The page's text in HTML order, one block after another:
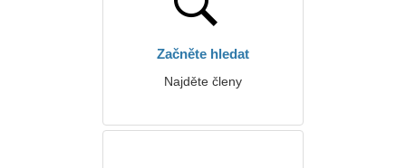
Začněte hledat
Najděte členy